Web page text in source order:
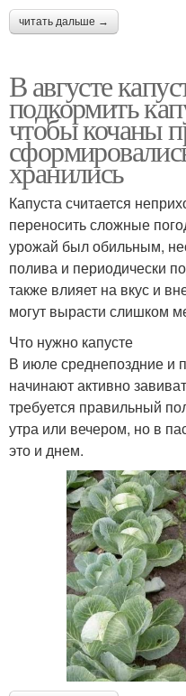
читать дальше →
В августе
подкормить
чтобы кочаны
хранились
Капуста считается
переносить сложные
урожай был обильным,
полива и периодически
также влияет на вкус и
могут вырасти слишком
Что нужно капусте
В июле среднепоздние и
начинают активно
требуется правильный
утра или вечером, но в
это и днем.